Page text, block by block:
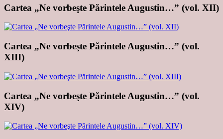
Cartea „Ne vorbeşte Părintele Augustin…” (vol. XII)
Cartea „Ne vorbeşte Părintele Augustin…” (vol.
XIII)
Cartea „Ne vorbeşte Părintele Augustin…” (vol.
XIV)